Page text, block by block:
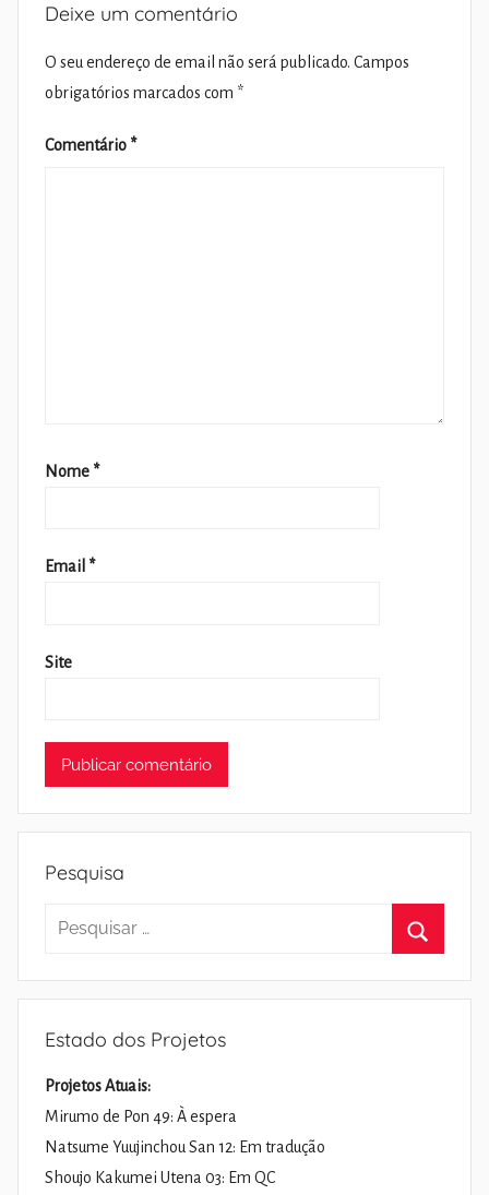
Deixe um comentário
O seu endereço de email não será publicado. Campos
obrigatórios marcados com *
Comentário *
Nome *
Email *
Site
Pesquisa
Pesquisar
Estado dos Projetos
Projetos Atuais:
Mirumo de Pon 49: À espera
Natsume Yuujinchou San 12: Em tradução
Shoujo Kakumei Utena 03: Em QC